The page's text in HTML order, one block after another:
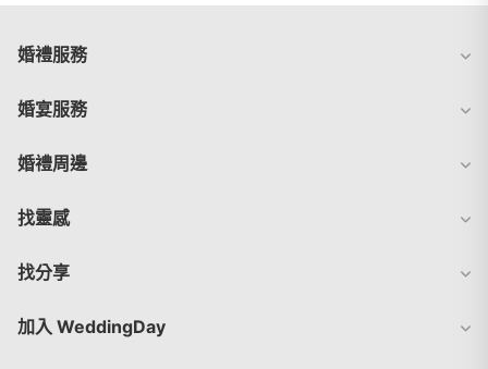
婚禮服務
婚宴服務
婚禮周邊
找靈感
找分享
加入 WeddingDay